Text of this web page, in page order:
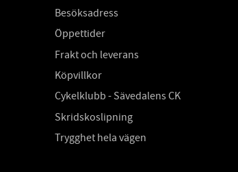
Besöksadress
Öppettider
Frakt och leverans
Köpvillkor
Cykelklubb - Sävedalens CK
Skridskoslipning
Trygghet hela vägen